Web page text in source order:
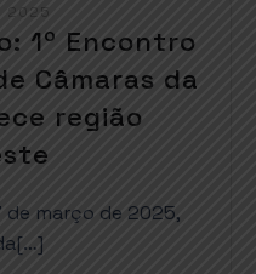
2025
1º Encontro
Câmaras da
região
março de 2025,